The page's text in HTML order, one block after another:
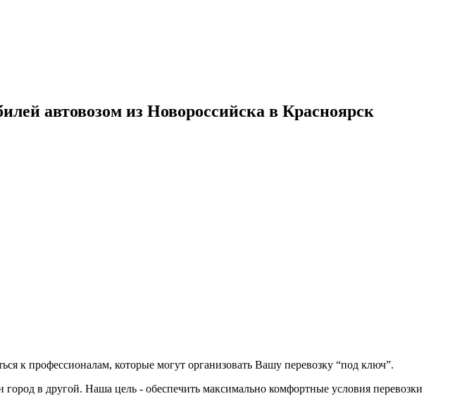
автовозом из Новороссийска в Красноярск
к профессионалам, которые могут организовать Вашу перевозку “под ключ”.
в другой. Наша цель - обеспечить максимально комфортные условия перевозки